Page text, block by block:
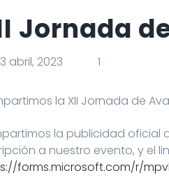
Jornada
abril, 2023 1
la XII Jornada de
la publicidad oficial
a nuestro evento, y el
forms.microsoft.com/r/